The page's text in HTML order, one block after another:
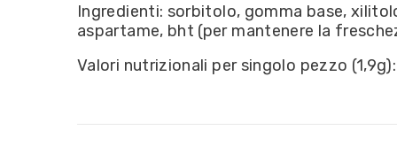
Ingredienti: sorbitolo, gomma base,
aspartame, bht (per mantenere la
Valori nutrizionali per singolo pezzo